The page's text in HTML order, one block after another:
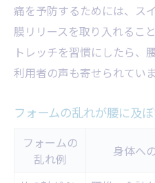
痛を予防するためには、ス
膜リリースを取り入れるこ
トレッチを習慣にしたら、
利用者の声も寄せられていま
フォームの乱れが腰に及
フォームの
乱れ例
身体へ